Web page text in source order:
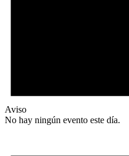
Aviso
No hay ningún evento este día.